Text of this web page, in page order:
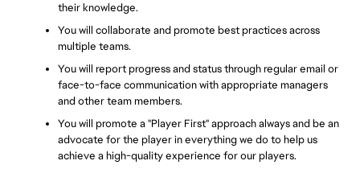
their knowledge.
You will collaborate and promote best practices across
multiple teams.
You will report progress and status through regular email or
face-to-face communication with appropriate managers
and other team members.
You will promote a "Player First" approach always and be an
advocate for the player in everything we do to help us
achieve a high-quality experience for our players.